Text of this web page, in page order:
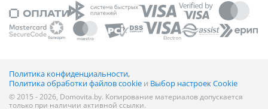
Политика конфиденциальности,
Политика обработки файлов cookie и Выбор настроек Cookie
© 2015 - 2026, Domovita.by. Копирование материалов допускается
только при наличии активной ссылки.